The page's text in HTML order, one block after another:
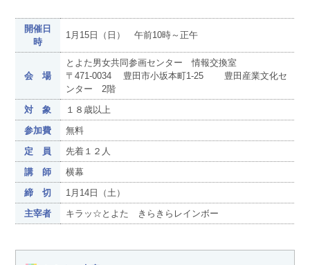
開催日
時
1月15日（日） 午前10時～正午
会 場
とよた男女共同参画センター 情報交換室
〒471-0034 豊田市小坂本町1-25 豊田産業文化セ
ンター 2階
対 象
１８歳以上
参加費
無料
定 員
先着１２人
講 師
横幕
締 切
1月14日（土）
主宰者
キラッ☆とよた きらきらレインボー